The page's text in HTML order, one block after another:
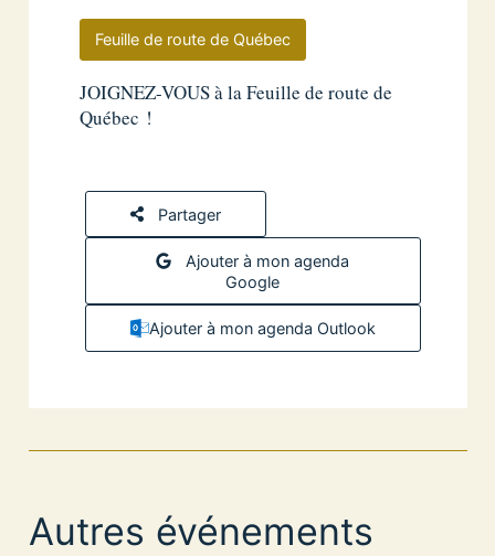
Feuille de route de Québec
JOIGNEZ-VOUS à la Feuille de route de
Québec !
Partager
Ajouter à mon agenda
Google
Ajouter à mon agenda Outlook
Autres événements